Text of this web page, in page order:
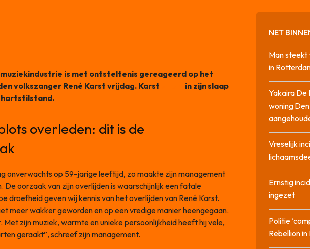
is met ontsteltenis gereageerd op het
volkszanger René Karst vrijdag. Karst
in zijn slaap
hartstilstand.
overleden: dit is de
onverwachts op 59-jarige leeftijd, zo maakte zijn management
De oorzaak van zijn overlijden is waarschijnlijk een fatale
droefheid geven wij kennis van het overlijden van René Karst.
meer wakker geworden en op een vredige manier heengegaan.
Met zijn muziek, warmte en unieke persoonlijkheid heeft hij vele,
geraakt”, schreef zijn management.
NET
Man
in
Yakaira De
woning
Vreselijk
Ernstig
ingezet
Politie
Rebellion